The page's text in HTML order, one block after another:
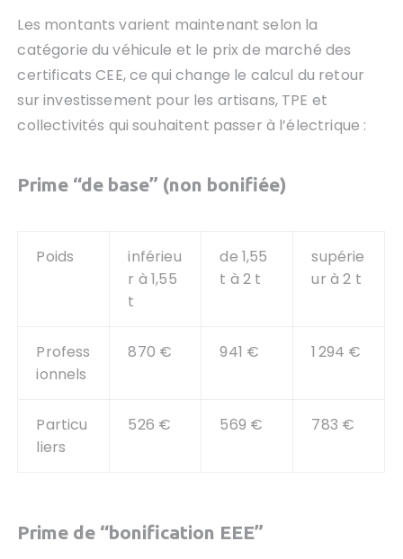
Les montants varient maintenant selon la
catégorie du véhicule et le prix de marché des
certificats CEE, ce qui change le calcul du retour
sur investissement pour les artisans, TPE et
collectivités qui souhaitent passer à l’électrique :
Prime “de base” (non bonifiée)
Poids
inférieu
r à 1,55
t
de 1,55
t à 2 t
supérie
ur à 2 t
Profess
ionnels
870 € 941 € 1 294 €
Particu
liers
526 € 569 € 783 €
Prime de “bonification EEE”